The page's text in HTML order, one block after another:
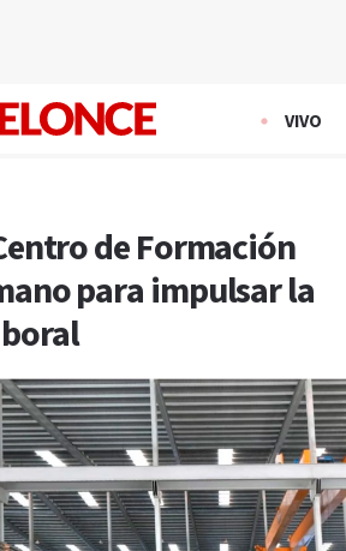
VIVO
de Formación
para impulsar la